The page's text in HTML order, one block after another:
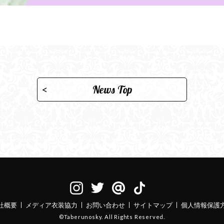
News Top
概要 メディア衣装協力 お問い合わせ サイトマップ 個人情報保護
©Taberunosky. All Rights Reserved.